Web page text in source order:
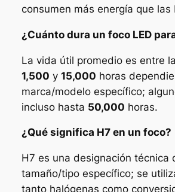
consumen más energía que las
¿Cuánto dura un foco LED
La vida útil promedio es entre
1,500 y 15,000 horas
marca/modelo específico;
incluso hasta 50,000 horas.
¿Qué significa H7 en un foco?
H7 es una designación técnica
tamaño/tipo específico; se
tanto halógenas como